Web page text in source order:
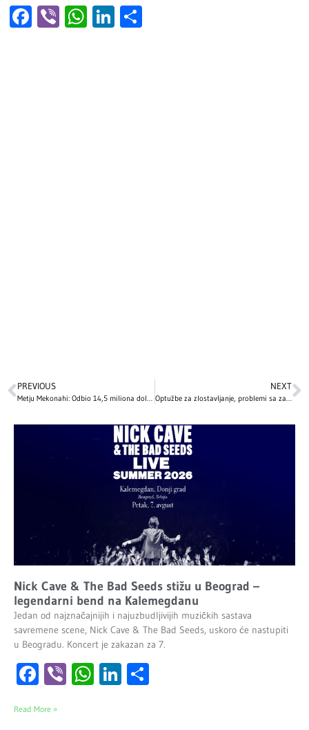
Facebook
ViberWhatsApp
LinkedIn
PREVIOUS NEXT
Nick Cave & The Bad Seeds stižu u Beograd –
legendarni bend na Kalemegdanu
Jedan od najznačajnijih i najuzbudljivijih muzičkih sastava
savremene scene, Nick Cave & The Bad Seeds, uskoro će nastupiti
u Beogradu. Koncert je zakazan za 7.
Facebook
ViberWhatsApp
LinkedIn
Read More »